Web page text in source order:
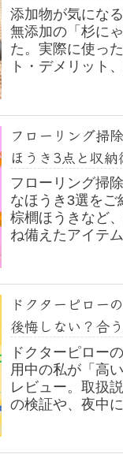
添加物が気にな
無添加の「杉に
た。実際に使っ
ト・デメリット
フローリング掃
ほうき3点と収納
フローリング掃
なほうき3選をご
棕櫚ほうきなど
ね備えたアイテ
ドクターピロー
後悔しない？合
ドクターピロー
用中の私が「高
レビュー。取扱
の検証や、夜中
わない人の特徴
コツも解説！